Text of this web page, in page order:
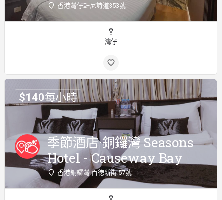
香港灣仔軒尼詩道353號
灣仔
季節酒店·銅鑼灣 Seasons
Hotel - Causeway Bay
香港銅鑼灣 百徳新街 57號
$140每小時